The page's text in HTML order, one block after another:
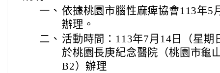
一、 依據桃園市腦性麻痺協會113年5
辦理。
二、 活動時間：113年7月14日（星期
於桃園長庚紀念醫院（桃園市龜
B2）辦理